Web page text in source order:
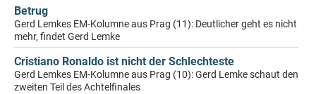
Betrug
Gerd Lemkes EM-Kolumne aus Prag (11): Deutlicher geht es nicht
mehr, findet Gerd Lemke
Cristiano Ronaldo ist nicht der Schlechteste
Gerd Lemkes EM-Kolumne aus Prag (10): Gerd Lemke schaut den
zweiten Teil des Achtelfinales